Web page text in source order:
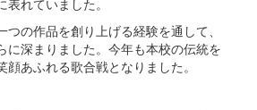
れていました。
の作品を創り上げる経験を通して、
に深まりました。今年も本校の伝統を
あふれる歌合戦となりました。